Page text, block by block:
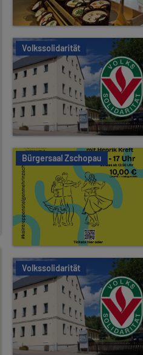
Volkssolidarität
Bürgersaal Zschopau
Volkssolidarität